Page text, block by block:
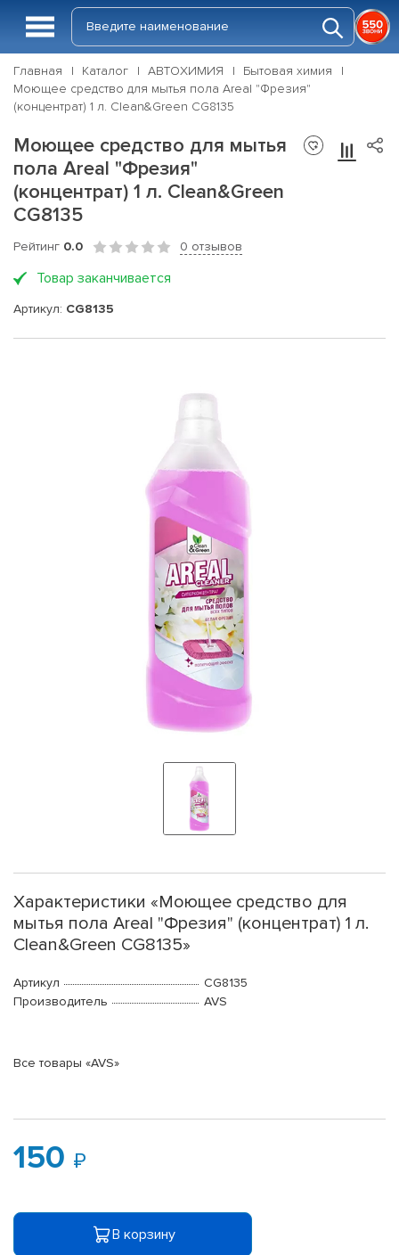
Главная Каталог АВТОХИМИЯ
Бытовая химия
Моющее средство для мытья пола Areal "Фрезия"
(концентрат) 1 л. Clean&Green CG8135
Моющее средство для мытья
пола Areal "Фрезия"
(концентрат) 1 л. Clean&Green
CG8135
Рейтинг 0.0 0 отзывов
Товар заканчивается
Артикул: CG8135
Характеристики «Моющее средство для
мытья пола Areal "Фрезия" (концентрат) 1 л.
Clean&Green CG8135»
Артикул
CG8135
Производитель
AVS
Все товары «AVS»
150
В корзину